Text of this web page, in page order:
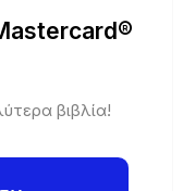
βιβλία!